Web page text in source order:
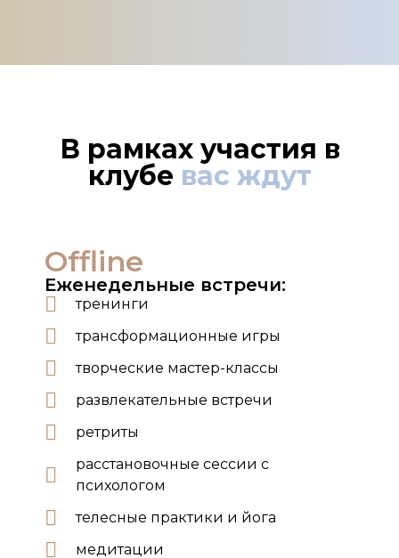
В рамках участия в
клубе вас ждут
Offline
Еженедельные встречи:
тренинги
трансформационные игры
творческие мастер-классы
развлекательные встречи
ретриты
расстановочные сессии с
психологом
телесные практики и йога
медитации